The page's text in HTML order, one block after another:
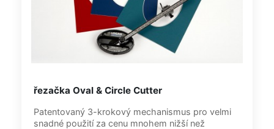
řezačka Oval & Circle Cutter
Patentovaný 3-krokový mechanismus pro velmi
snadné použití za cenu mnohem nižší než